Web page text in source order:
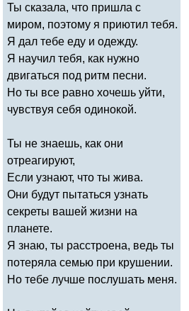
Ты сказала, что пришла с
миром, поэтому я приютил тебя.
Я дал тебе еду и одежду.
Я научил тебя, как нужно
двигаться под ритм песни.
Но ты все равно хочешь уйти,
чувствуя себя одинокой.
Ты не знаешь, как они
отреагируют,
Если узнают, что ты жива.
Они будут пытаться узнать
секреты вашей жизни на
планете.
Я знаю, ты расстроена, ведь ты
потеряла семью при крушении.
Но тебе лучше послушать меня.